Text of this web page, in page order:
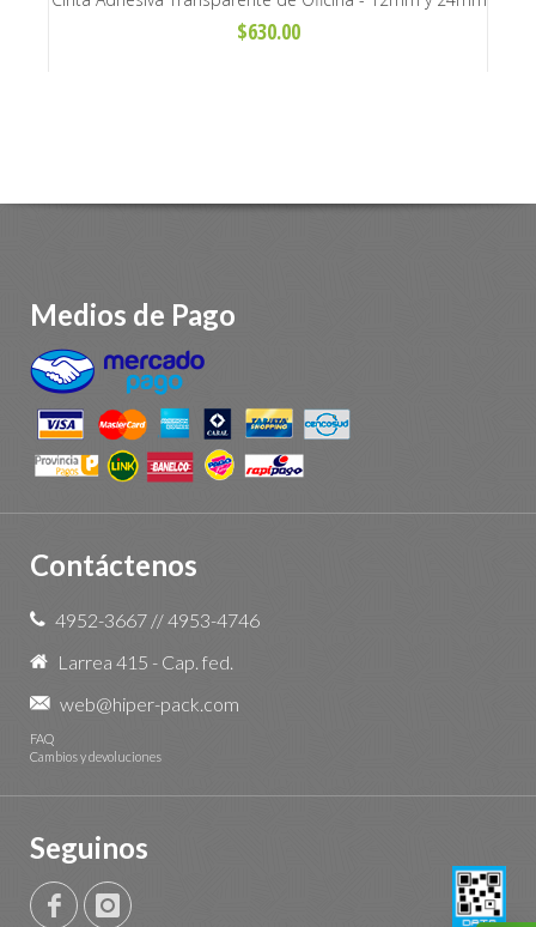
$630.00
Medios de Pago
Contáctenos
4952-3667 //4953-4746
Larrea 415 - Cap. fed.
web@hiper-pack.com
FAQ
Cambios y devoluciones
Seguinos